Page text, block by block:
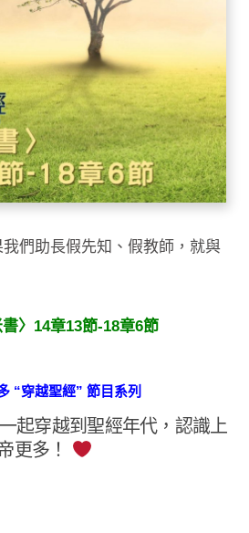
們助長假先知、假教師，就與
書〉14章13節-18章6節
“穿越聖經” 節目系列
起穿越到聖經年代，認識上
更多！